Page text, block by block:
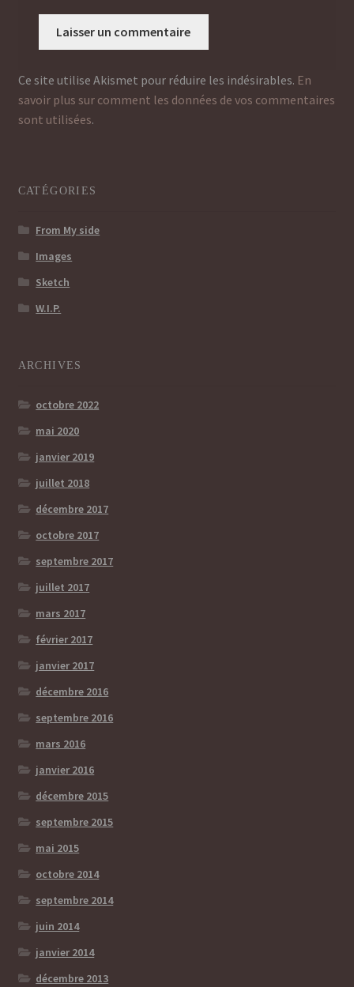
Ce site utilise Akismet pour réduire les indésirables. En
savoir plus sur comment les données de vos commentaires
sont utilisées.
CATÉGORIES
From My side
Images
Sketch
W.I.P.
ARCHIVES
octobre 2022
mai 2020
janvier 2019
juillet 2018
décembre 2017
octobre 2017
septembre 2017
juillet 2017
mars 2017
février 2017
janvier 2017
décembre 2016
septembre 2016
mars 2016
janvier 2016
décembre 2015
septembre 2015
mai 2015
octobre 2014
septembre 2014
juin 2014
janvier 2014
décembre 2013